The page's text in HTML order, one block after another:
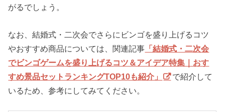
がるでしょう。
なお、結婚式・二次会でさらにビンゴを盛り上げるコツ
やおすすめ商品については、関連記事 「結婚式・二次会
でビンゴゲームを盛り上げるコツ＆アイデア特集｜おす
すめ景品セットランキングTOP10も紹介」
で紹介して
いるため、参考にしてみてください。